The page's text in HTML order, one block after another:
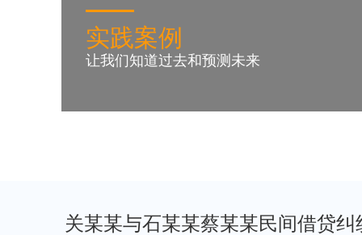
实践案例
让我们知道过去和预测未来
关某某与石某某蔡某某民间借贷纠